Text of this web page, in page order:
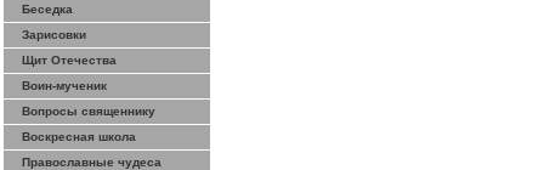
Беседка
Зарисовки
Щит Отечества
Воин-мученик
Вопросы священнику
Воскресная школа
Православные чудеса